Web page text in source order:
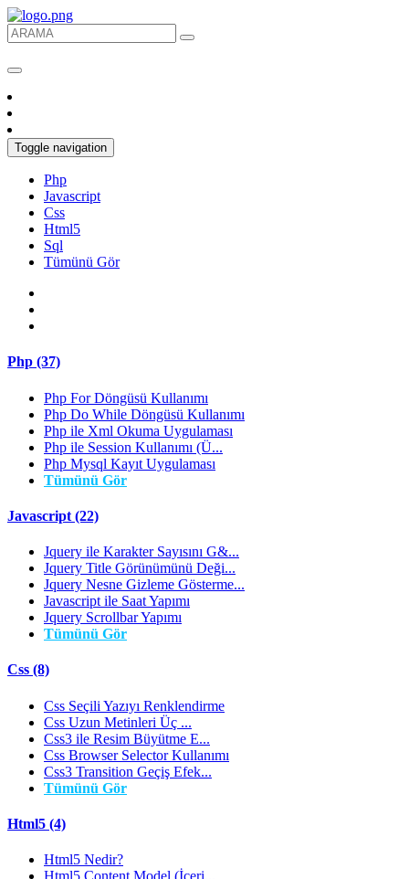
Toggle navigation
Php
Javascript
Css
Html5
Sql
Tümünü Gör
Php (37)
Php For Döngüsü Kullanımı
Php Do While Döngüsü Kullanımı
Php ile Xml Okuma Uygulaması
Php ile Session Kullanımı (Ü...
Php Mysql Kayıt Uygulaması
Tümünü Gör
Javascript (22)
Jquery ile Karakter Sayısını G&...
Jquery Title Görünümünü Deği...
Jquery Nesne Gizleme Gösterme...
Javascript ile Saat Yapımı
Jquery Scrollbar Yapımı
Tümünü Gör
Css (8)
Css Seçili Yazıyı Renklendirme
Css Uzun Metinleri Üç ...
Css3 ile Resim Büyütme E...
Css Browser Selector Kullanımı
Css3 Transition Geçiş Efek...
Tümünü Gör
Html5 (4)
Html5 Nedir?